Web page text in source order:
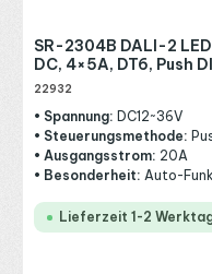
SR-2304B DALI-2
DC, 4×5A, DT6, Push
22932
• Spannung: DC12~36V
• Steuerungsmethode:
• Ausgangsstrom: 20A
• Besonderheit: Auto-
Lieferzeit 1-2